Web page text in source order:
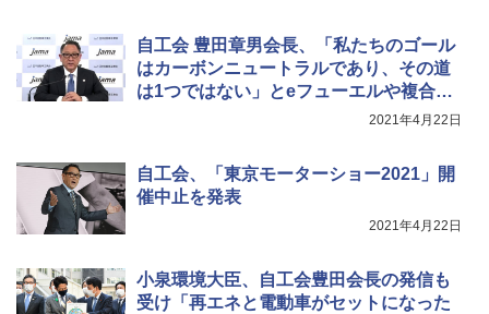
自工会 豊田章男会長、「私たちのゴール
はカーボンニュートラルであり、その道
は1つではない」とeフューエルや複合技
2021年4月22日
自工会、「東京モーターショー2021」開
催中止を発表
2021年4月22日
小泉環境大臣、自工会豊田会長の発信も
受け「再エネと電動車がセットになった